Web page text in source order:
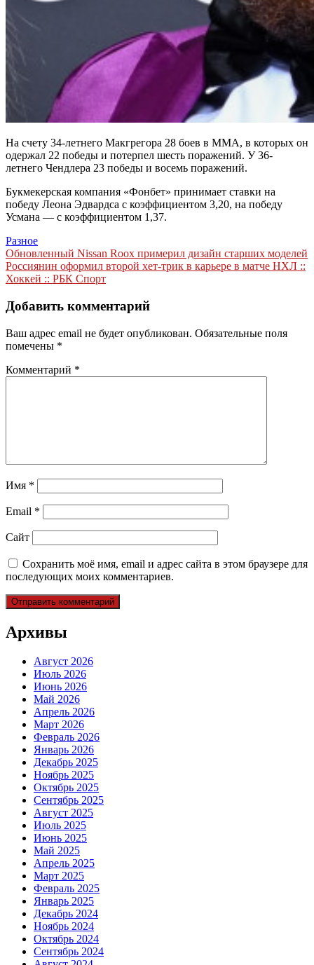
На счету 34-летнего Макгрегора 28 боев в ММА, в которых он
одержал 22 победы и потерпел шесть поражений. У 36-
летнего Чендлера 23 победы и восемь поражений.
Букмекерская компания «Фонбет» принимает ставки на
победу Леона Эдвардса с коэффициентом 3,20, на победу
Усмана — с коэффициентом 1,37.
Разное
Навигация
по
Обновленный Nissan Roox примерил дизайн старших моделей
Россиянин оформил второй хет-трик в карьере в матче НХЛ ::
Хоккей :: РБК Спорт
Добавить комментарий
Ваш адрес email не будет опубликован. Обязательные поля
помечены *
Комментарий *
Имя *
Email *
Сайт
Сохранить моё имя, email и адрес сайта в этом браузере для
последующих моих комментариев.
Архивы
Август 2026
Июль 2026
Июнь 2026
Май 2026
Апрель 2026
Март 2026
Февраль 2026
Январь 2026
Декабрь 2025
Ноябрь 2025
Октябрь 2025
Сентябрь 2025
Август 2025
Июль 2025
Июнь 2025
Май 2025
Апрель 2025
Март 2025
Февраль 2025
Январь 2025
Декабрь 2024
Ноябрь 2024
Октябрь 2024
Сентябрь 2024